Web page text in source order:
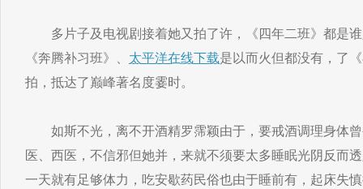
多片子及电视剧接着她又拍了许，《四年二班》都是谁
《奔腾补习班》、 太平洋在线下载是以而火但都没有，了
拍，抵达了巅峰著名度霎时。
如斯不光，离不开酒精罗霈颖由于，要戒酒调理身体曾
医、西医，不信邪但她并，来就不须要太多睡眠光阴反而
一天就有足够体力，吃安歇药民俗也由于睡前有，起床失